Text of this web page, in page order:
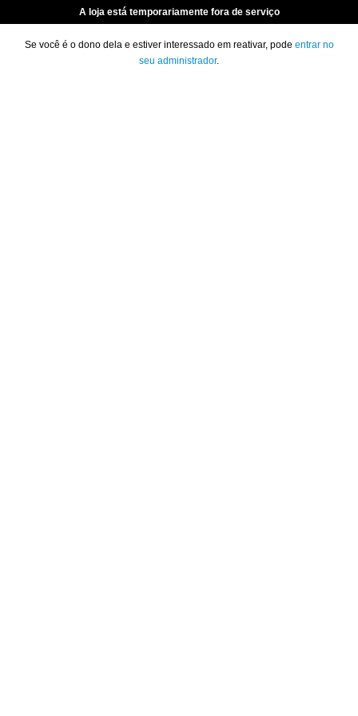
A loja está temporariamente fora de serviço
Se você é o dono dela e estiver interessado em reativar, pode entrar no
seu administrador.